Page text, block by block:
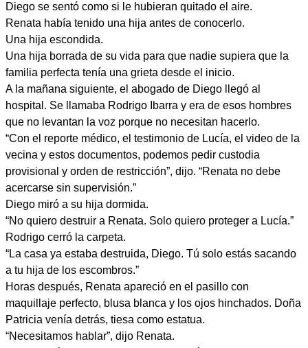
Diego se sentó como si le hubieran quitado el aire.
Renata había tenido una hija antes de conocerlo.
Una hija escondida.
Una hija borrada de su vida para que nadie supiera que la
familia perfecta tenía una grieta desde el inicio.
A la mañana siguiente, el abogado de Diego llegó al
hospital. Se llamaba Rodrigo Ibarra y era de esos hombres
que no levantan la voz porque no necesitan hacerlo.
“Con el reporte médico, el testimonio de Lucía, el video de la
vecina y estos documentos, podemos pedir custodia
provisional y orden de restricción”, dijo. “Renata no debe
acercarse sin supervisión.”
Diego miró a su hija dormida.
“No quiero destruir a Renata. Solo quiero proteger a Lucía.”
Rodrigo cerró la carpeta.
“La casa ya estaba destruida, Diego. Tú solo estás sacando
a tu hija de los escombros.”
Horas después, Renata apareció en el pasillo con
maquillaje perfecto, blusa blanca y los ojos hinchados. Doña
Patricia venía detrás, tiesa como estatua.
“Necesitamos hablar”, dijo Renata.